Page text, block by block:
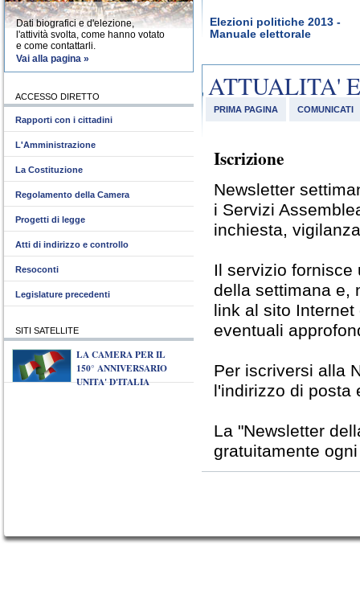
Elezioni politiche 2013 -
Manuale elettorale
ATTUALITA'
PRIMA PAGINA COMUNICATI
Iscrizione
Newsletter
i Servizi
inchiesta,
Il servizio fornisce
della settimana e,
link al sito
eventuali
Per iscriversi alla
l'indirizzo di posta
La "Newsletter
gratuitamente
Dati biografici e d'elezione,
l'attività svolta, come hanno votato
e come contattarli.
Vai alla pagina »
ACCESSO DIRETTO
Rapporti con i cittadini
L'Amministrazione
La Costituzione
Regolamento della Camera
Progetti di legge
Atti di indirizzo e controllo
Resoconti
Legislature precedenti
SITI SATELLITE
LA CAMERA PER IL
150° ANNIVERSARIO
UNITA' D'ITALIA